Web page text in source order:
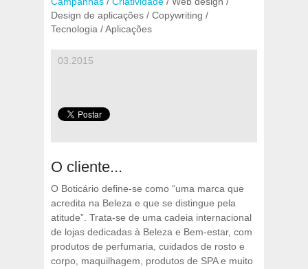
Design de aplicações / Copywriting /
Tecnologia / Aplicações
03.2015
O cliente...
O Boticário define-se como “uma marca que
acredita na Beleza e que se distingue pela
atitude”. Trata-se de uma cadeia internacional
de lojas dedicadas à Beleza e Bem-estar, com
produtos de perfumaria, cuidados de rosto e
corpo, maquilhagem, produtos de SPA e muito